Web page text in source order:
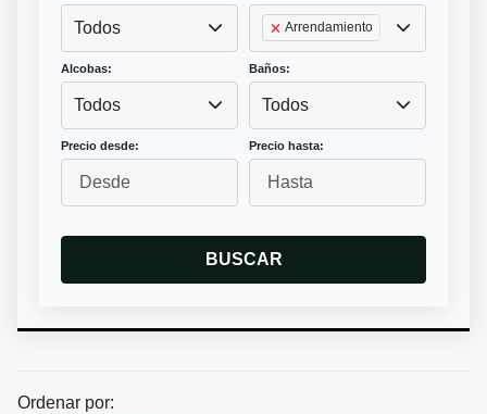
Todos Arrendamiento
Alcobas:
Todos
Baños:
Todos
Precio desde: Precio hasta:
BUSCAR
Ordenar por: